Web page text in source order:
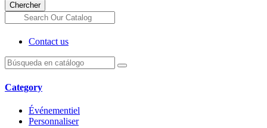
Chercher
Contact us
Category
Événementiel
Personnaliser